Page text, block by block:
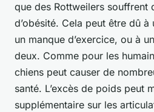
que des Rottweilers souffrent
d’obésité. Cela peut être dû à
un manque d’exercice, ou à
deux. Comme pour les
chiens peut causer de
santé. L’excès de poids peut
supplémentaire sur les